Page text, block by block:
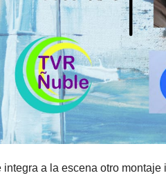
integra a la escena otro